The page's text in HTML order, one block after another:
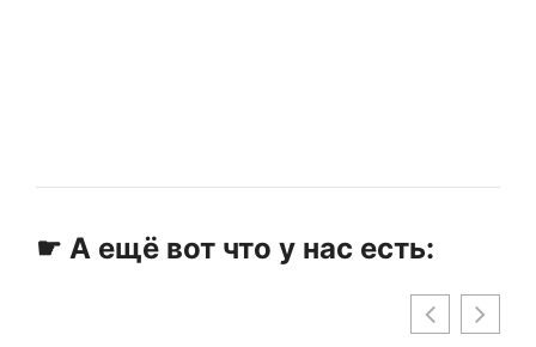
☛ А ещё вот что у нас есть: